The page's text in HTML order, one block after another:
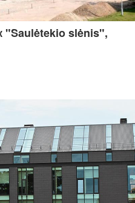
"Saulėtekio slėnis",